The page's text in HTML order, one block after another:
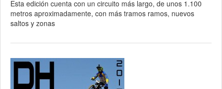
Esta edición cuenta con un circuito más largo, de unos 1.100
metros aproximadamente, con más tramos ramos, nuevos
saltos y zonas